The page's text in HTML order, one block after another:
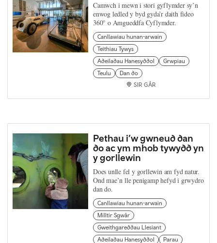
Camwch i mewn i stori gyflymder sy’n
enwog ledled y byd gyda’r daith fideo
360° o Amgueddfa Cyflymder.
Canllawiau hunan-arwain
Teithiau Tywys
Adeiladau Hanesyddol
Grwpiau
Teulu
Dan do
SIR GÂR
Pethau i’w gwneud dan
do ac ym mhob tywydd yn
y gorllewin
Does unlle fel y gorllewin am fyd natur.
Ond mae’n lle penigamp hefyd i grwydro
dan do.
Canllawiau hunan-arwain
Milltir Sgwâr
Gweithgareddau Llesiant
Adeiladau Hanesyddol
Parau